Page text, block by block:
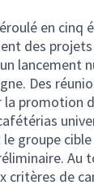
en cinq
des
lancement
Des
la promotion
groupe
Au
critères de